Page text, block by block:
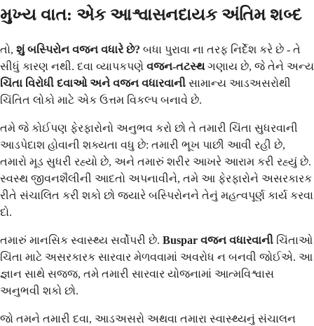
મુખ્ય વાત: એક આશ્વાસનદાયક અંતિમ શબ્દ
તો, શું બસ્પિરોન વજન વધારે છે? બધા પુરાવા ના તરફ નિર્દેશ કરે છે - તે
સીધું કારણ નથી. દવા વ્યાપકપણે વજન-તટસ્થગણાય છે, જે તેને અન્ય
ચિંતા વિરોધી દવાઓ અને વજન વધારવાની સામાન્ય આડઅસરોથી
ચિંતિત લોકો માટે એક ઉત્તમ વિકલ્પ બનાવે છે.
તમે જે કોઈપણ ફેરફારોનો અનુભવ કરો છો તે તમારી ચિંતા સુધરવાની
આડપેદાશ હોવાની શક્યતા વધુ છે: તમારી ભૂખ પાછી આવી રહી છે,
તમારો મૂડ સુધરી રહ્યો છે, અને તમારું શરીર આખરે આરામ કરી રહ્યું છે.
સ્વસ્થ જીવનશૈલીની આદતો અપનાવીને, તમે આ ફેરફારોને અસરકારક
રીતે સંચાલિત કરી શકો છો જ્યારે બસ્પિરોનને તેનું મહત્વપૂર્ણ કાર્ય કરવા
દો.
તમારું માનસિક સ્વાસ્થ્ય સર્વોપરી છે. Buspar વજન વધારવાની ચિંતાઓ
ચિંતા માટે અસરકારક સારવાર મેળવવામાં અવરોધ ન બનવી જોઈએ. આ
જ્ઞાન સાથે સજ્જ, તમે તમારી સારવાર યોજનામાં આત્મવિશ્વાસ
અનુભવી શકો છો.
જો તમને તમારી દવા, આડઅસરો અથવા તમારા સ્વાસ્થ્યનું સંચાલન